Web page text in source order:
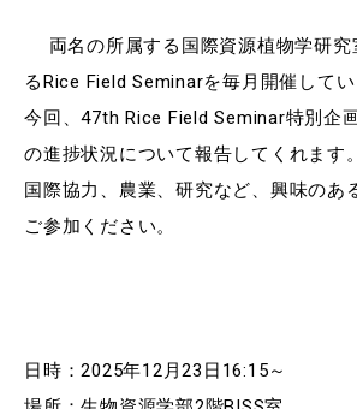
〒514-8507 三重県津
Facebook
X
両名の所属する国際資源植物学研究
るRice Field Seminarを毎月開催してい
今回、47th Rice Field Seminar特別企
の進捗状況について報告してくれます。
国際協力、農業、研究など、興味の
ご参加ください。
日時：2025年12月23日16:15～